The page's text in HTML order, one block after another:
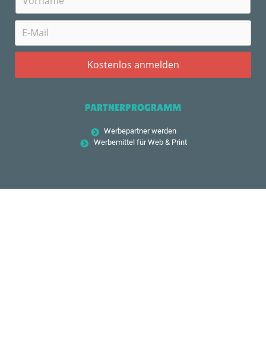
PARTNERPROGRAMM
Werbepartner werden
Werbemittel für Web & Print